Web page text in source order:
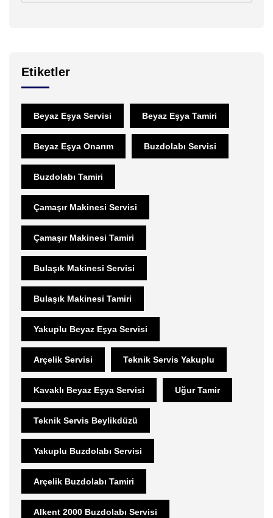
Etiketler
Beyaz Eşya Servisi Beyaz Eşya Tamiri
Beyaz Eşya Onarım Buzdolabı Servisi
Buzdolabı Tamiri
Çamaşır Makinesi Servisi
Çamaşır Makinesi Tamiri
Bulaşık Makinesi Servisi
Bulaşık Makinesi Tamiri
Yakuplu Beyaz Eşya Servisi
Arçelik Servisi Teknik Servis Yakuplu
Kavaklı Beyaz Eşya Servisi Uğur Tamir
Teknik Servis Beylikdüzü
Yakuplu Buzdolabı Servisi
Arçelik Buzdolabı Tamiri
Alkent 2000 Buzdolabı Servisi